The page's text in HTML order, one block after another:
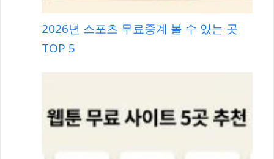
2026년 스포츠 무료중계 볼 수 있는 곳
TOP 5